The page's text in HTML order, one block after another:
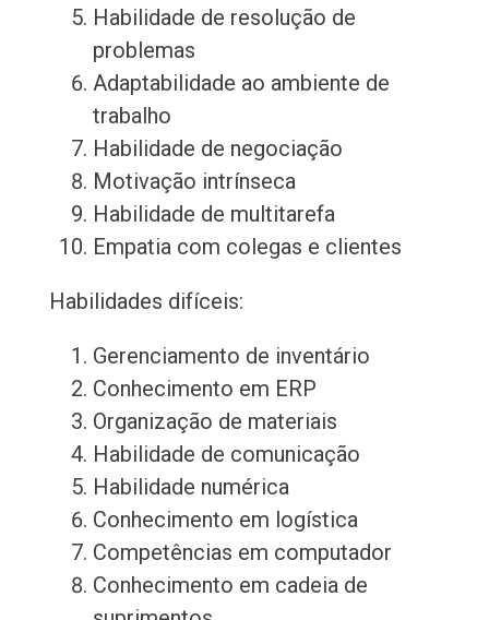
Habilidade de resolução de
problemas
Adaptabilidade ao ambiente de
trabalho
Habilidade de negociação
Motivação intrínseca
Habilidade de multitarefa
Empatia com colegas e clientes
Habilidades difíceis:
Gerenciamento de inventário
Conhecimento em ERP
Organização de materiais
Habilidade de comunicação
Habilidade numérica
Conhecimento em logística
Competências em computador
Conhecimento em cadeia de